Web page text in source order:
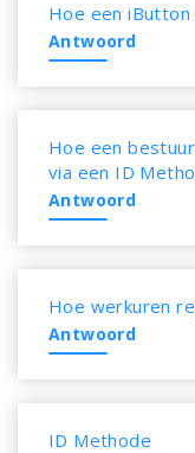
Hoe een
Antwoord
Hoe een
via een ID
Antwoord
Hoe werkuren
Antwoord
ID Methode